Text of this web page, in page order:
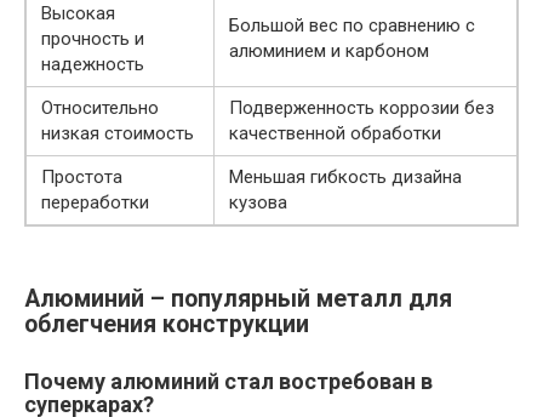
Высокая
прочность и
надежность
Большой вес по сравнению с
алюминием и карбоном
Относительно
низкая стоимость
Подверженность коррозии без
качественной обработки
Простота
переработки
Меньшая гибкость дизайна
кузова
Алюминий – популярный металл для
облегчения конструкции
Почему алюминий стал востребован в
суперкарах?